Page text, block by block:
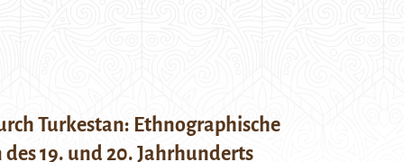
Turkestan: Ethnographische
19. und 20. Jahrhunderts